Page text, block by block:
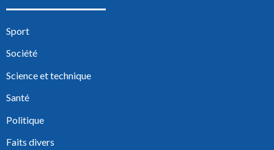
Sport
Société
Science et technique
Santé
Politique
Faits divers